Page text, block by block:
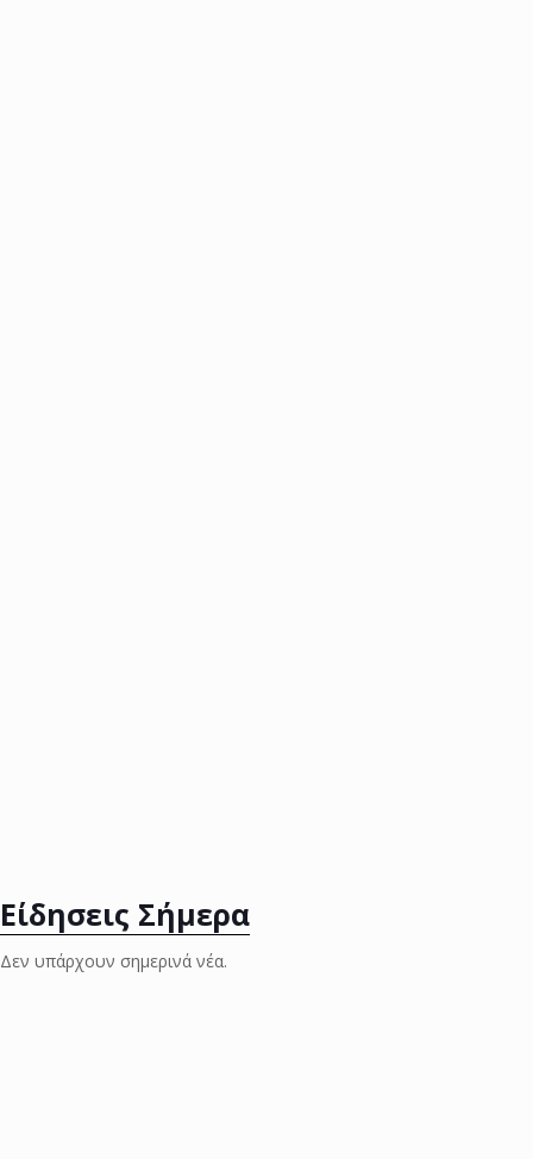
Είδησεις Σήμερα
Δεν υπάρχουν σημερινά νέα.